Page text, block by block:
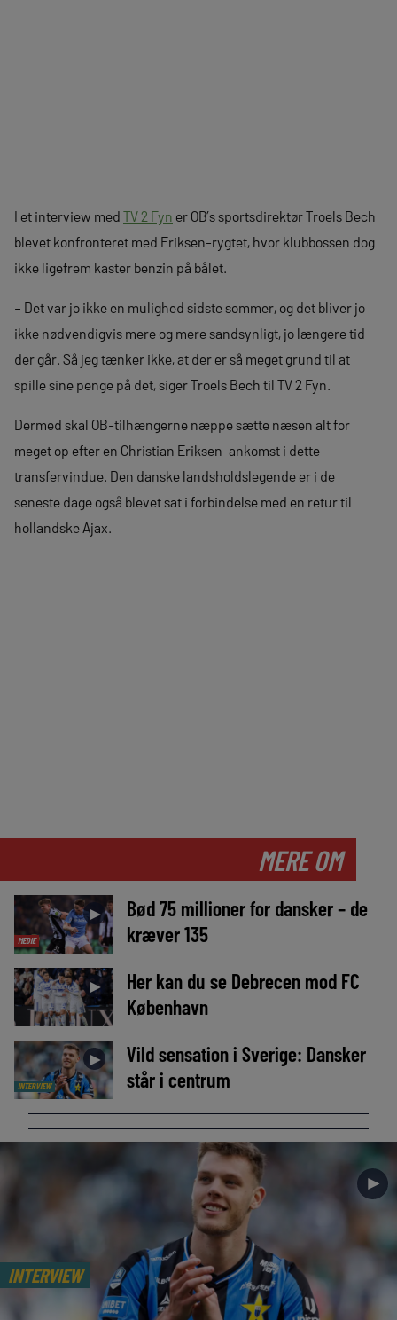
I et interview med TV 2 Fyn er OB’s sportsdirektør Troels Bech
blevet konfronteret med Eriksen-rygtet, hvor klubbossen dog
ikke ligefrem kaster benzin på bålet.
– Det var jo ikke en mulighed sidste sommer, og det bliver jo
ikke nødvendigvis mere og mere sandsynligt, jo længere tid
der går. Så jeg tænker ikke, at der er så meget grund til at
spille sine penge på det, siger Troels Bech til TV 2 Fyn.
Dermed skal OB-tilhængerne næppe sætte næsen alt for
meget op efter en Christian Eriksen-ankomst i dette
transfervindue. Den danske landsholdslegende er i de
seneste dage også blevet sat i forbindelse med en retur til
hollandske Ajax.
MERE OM
MEDIE
►
Bød 75 millioner for dansker – de
kræver 135
►
Her kan du se Debrecen mod FC
København
INTERVIEW
►
Vild sensation i Sverige: Dansker
står i centrum
INTERVIEW
►